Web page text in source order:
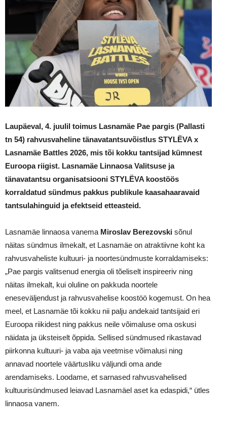
Laupäeval, 4. juulil toimus Lasnamäe Pae pargis (Pallasti
tn 54) rahvusvaheline tänavatantsuvõistlus STYLËVA x
Lasnamäe Battles 2026, mis tõi kokku tantsijad kümnest
Euroopa riigist. Lasnamäe Linnaosa Valitsuse ja
tänavatantsu organisatsiooni STYLËVA koostöös
korraldatud sündmus pakkus publikule kaasahaaravaid
tantsulahinguid ja efektseid etteasteid.
Lasnamäe linnaosa vanema Miroslav Berezovski sõnul
näitas sündmus ilmekalt, et Lasnamäe on atraktiivne koht ka
rahvusvaheliste kultuuri- ja noortesündmuste korraldamiseks:
„Pae pargis valitsenud energia oli tõeliselt inspireeriv ning
näitas ilmekalt, kui oluline on pakkuda noortele
eneseväljendust ja rahvusvahelise koostöö kogemust. On hea
meel, et Lasnamäe tõi kokku nii palju andekaid tantsijaid eri
Euroopa riikidest ning pakkus neile võimaluse oma oskusi
näidata ja üksteiselt õppida. Sellised sündmused rikastavad
piirkonna kultuuri- ja vaba aja veetmise võimalusi ning
annavad noortele väärtusliku väljundi oma ande
arendamiseks. Loodame, et sarnased rahvusvahelised
kultuurisündmused leiavad Lasnamäel aset ka edaspidi,“ ütles
linnaosa vanem.